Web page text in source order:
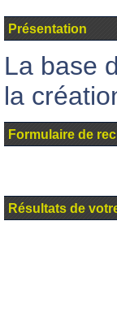
Présentation
La base
la
Formulaire de
Résultats de